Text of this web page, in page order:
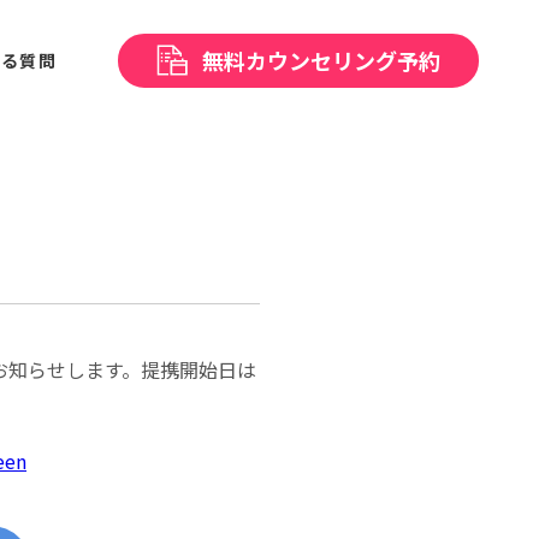
質問 無料カウンセリング予約
らせします。提携開始日は